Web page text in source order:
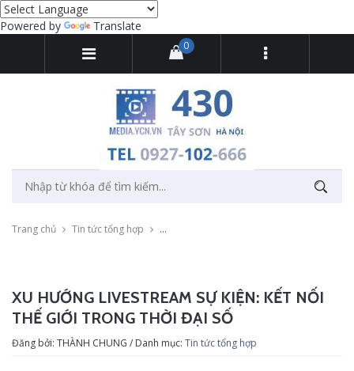
Powered by Translate
0
Trang chủ Tin tức tổng hợp Xu Hướng Livestream Sự Kiện: Kết Nối Thế
XU HƯỚNG LIVESTREAM SỰ KIỆN: KẾT NỐI
THẾ GIỚI TRONG THỜI ĐẠI SỐ
Đăng bởi: THÀNH CHUNG / Danh mục: Tin tức tổng hợp